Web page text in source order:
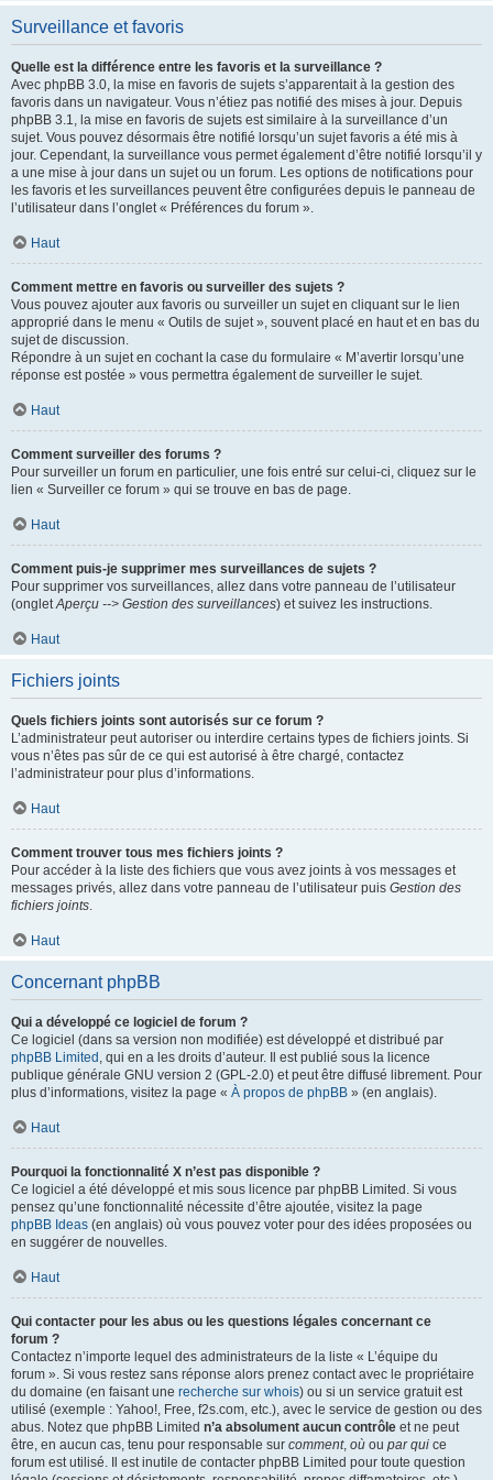
Surveillance et favoris
Quelle est la différence entre les favoris et la surveillance ?
Avec phpBB 3.0, la mise en favoris de sujets s’apparentait à la gestion des
favoris dans un navigateur. Vous n’étiez pas notifié des mises à jour. Depuis
phpBB 3.1, la mise en favoris de sujets est similaire à la surveillance d’un
sujet. Vous pouvez désormais être notifié lorsqu’un sujet favoris a été mis à
jour. Cependant, la surveillance vous permet également d’être notifié lorsqu’il y
a une mise à jour dans un sujet ou un forum. Les options de notifications pour
les favoris et les surveillances peuvent être configurées depuis le panneau de
l’utilisateur dans l’onglet « Préférences du forum ».
Haut
Comment mettre en favoris ou surveiller des sujets ?
Vous pouvez ajouter aux favoris ou surveiller un sujet en cliquant sur le lien
approprié dans le menu « Outils de sujet », souvent placé en haut et en bas du
sujet de discussion.
Répondre à un sujet en cochant la case du formulaire « M’avertir lorsqu’une
réponse est postée » vous permettra également de surveiller le sujet.
Haut
Comment surveiller des forums ?
Pour surveiller un forum en particulier, une fois entré sur celui-ci, cliquez sur le
lien « Surveiller ce forum » qui se trouve en bas de page.
Haut
Comment puis-je supprimer mes surveillances de sujets ?
Pour supprimer vos surveillances, allez dans votre panneau de l’utilisateur
(ongletAperçu --> Gestion des surveillances) et suivez les instructions.
Haut
Fichiers joints
Quels fichiers joints sont autorisés sur ce forum ?
L’administrateur peut autoriser ou interdire certains types de fichiers joints. Si
vous n’êtes pas sûr de ce qui est autorisé à être chargé, contactez
l’administrateur pour plus d’informations.
Haut
Comment trouver tous mes fichiers joints ?
Pour accéder à la liste des fichiers que vous avez joints à vos messages et
messages privés, allez dans votre panneau de l’utilisateur puis Gestion des
fichiers joints.
Haut
Concernant phpBB
Qui a développé ce logiciel de forum ?
Ce logiciel (dans sa version non modifiée) est développé et distribué par
phpBB Limited , qui en a les droits d’auteur. Il est publié sous la licence
publique générale GNU version 2 (GPL-2.0) et peut être diffusé librement. Pour
plus d’informations, visitez la page « À propos de phpBB » (en anglais).
Haut
Pourquoi la fonctionnalité X n’est pas disponible ?
Ce logiciel a été développé et mis sous licence par phpBB Limited. Si vous
pensez qu’une fonctionnalité nécessite d’être ajoutée, visitez la page
phpBB Ideas (en anglais) où vous pouvez voter pour des idées proposées ou
en suggérer de nouvelles.
Haut
Qui contacter pour les abus ou les questions légales concernant ce
forum ?
Contactez n’importe lequel des administrateurs de la liste « L’équipe du
forum ». Si vous restez sans réponse alors prenez contact avec le propriétaire
du domaine (en faisant une recherche sur whois) ou si un service gratuit est
utilisé (exemple : Yahoo!, Free, f2s.com, etc.), avec le service de gestion ou des
abus. Notez que phpBB Limited n’a absolument aucun contrôle et ne peut
être, en aucun cas, tenu pour responsable sur comment, où ou par qui ce
forum est utilisé. Il est inutile de contacter phpBB Limited pour toute question